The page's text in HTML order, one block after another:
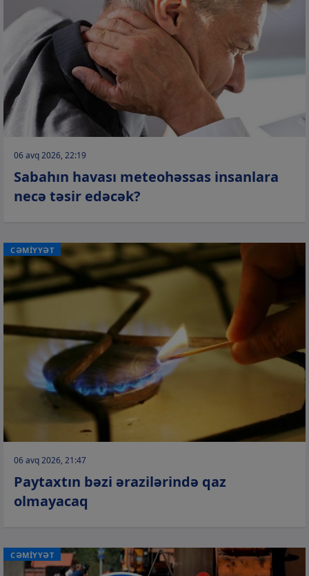
06 avq 2026, 22:19
Sabahın havası meteohəssas insanlara
necə təsir edəcək?
CƏMİYYƏT
06 avq 2026, 21:47
Paytaxtın bəzi ərazilərində qaz
olmayacaq
CƏMİYYƏT